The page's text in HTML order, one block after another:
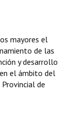
mayores el
de las
y desarrollo
el ámbito del
de